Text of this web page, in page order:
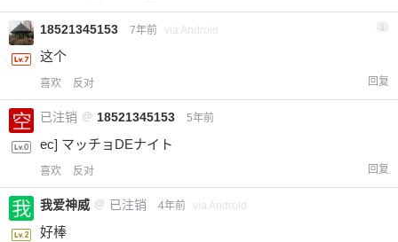
18521345153 7年前 via Android 1
这个
喜欢 反对 回复
已注销 @ 18521345153 5年前
ec] マッチョDEナイト
喜欢 反对 回复
我爱神威 @ 已注销 4年前 via Android
好棒